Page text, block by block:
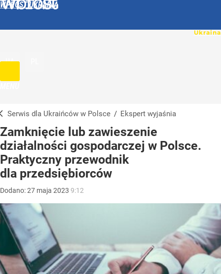
WPROST UKRAINA
UA
Serwis dla Ukraińców w Polsce / Ekspert wyjaśnia
Zamknięcie lub zawieszenie
działalności gospodarczej w Polsce.
Praktyczny przewodnik
dla przedsiębiorców
Dodano:27 maja 2023 9:12